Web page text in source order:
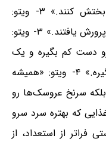
خوشبختش کنند و نه اجازه می‌دهد بدبختش کنند.» ۳- ویتو:
«آدمای بزرگ، بزرگ به دنیا نیومدن، بزرگ پرورش یافتند.» ۳- ویتو:
دست کم بگیره و یک
دشمن باید خطاهای تو رو دست بالا بگیره.» ۴- ویتو: «همیشه
سرنخ عروسک‌ها رو
«انتقام، غذایی که بهتره سرد سرو
فراتر از استعداد، از